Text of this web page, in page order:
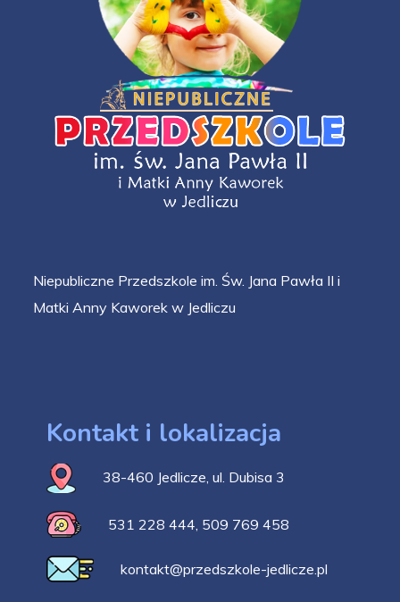
Niepubliczne Przedszkole im. Św. Jana Pawła II i
Matki Anny Kaworek w Jedliczu
Kontakt i lokalizacja
38-460 Jedlicze, ul. Dubisa 3
531 228 444 509 769 458
kontakt@przedszkole-jedlicze.pl